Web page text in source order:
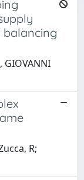
balancing
GIOVANNI
R;